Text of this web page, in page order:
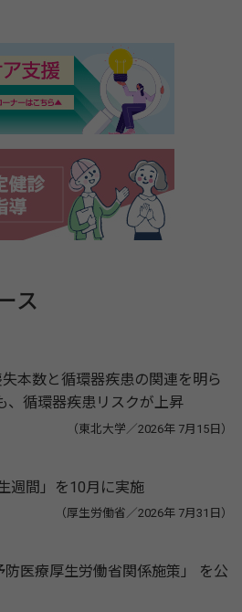
ス
本数と循環器疾患の関連を明ら
循環器疾患リスクが上昇
（東北大学／2026年 7月15日）
週間」を10月に実施
（厚生労働省／2026年 7月31日）
防医療厚生労働省関係施策」 を公